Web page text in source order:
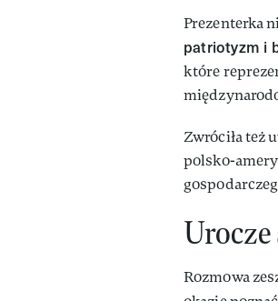
Prezenterka
patriotyzm i
które
Zwróciła też
polsko-
Urocze
Rozmowa